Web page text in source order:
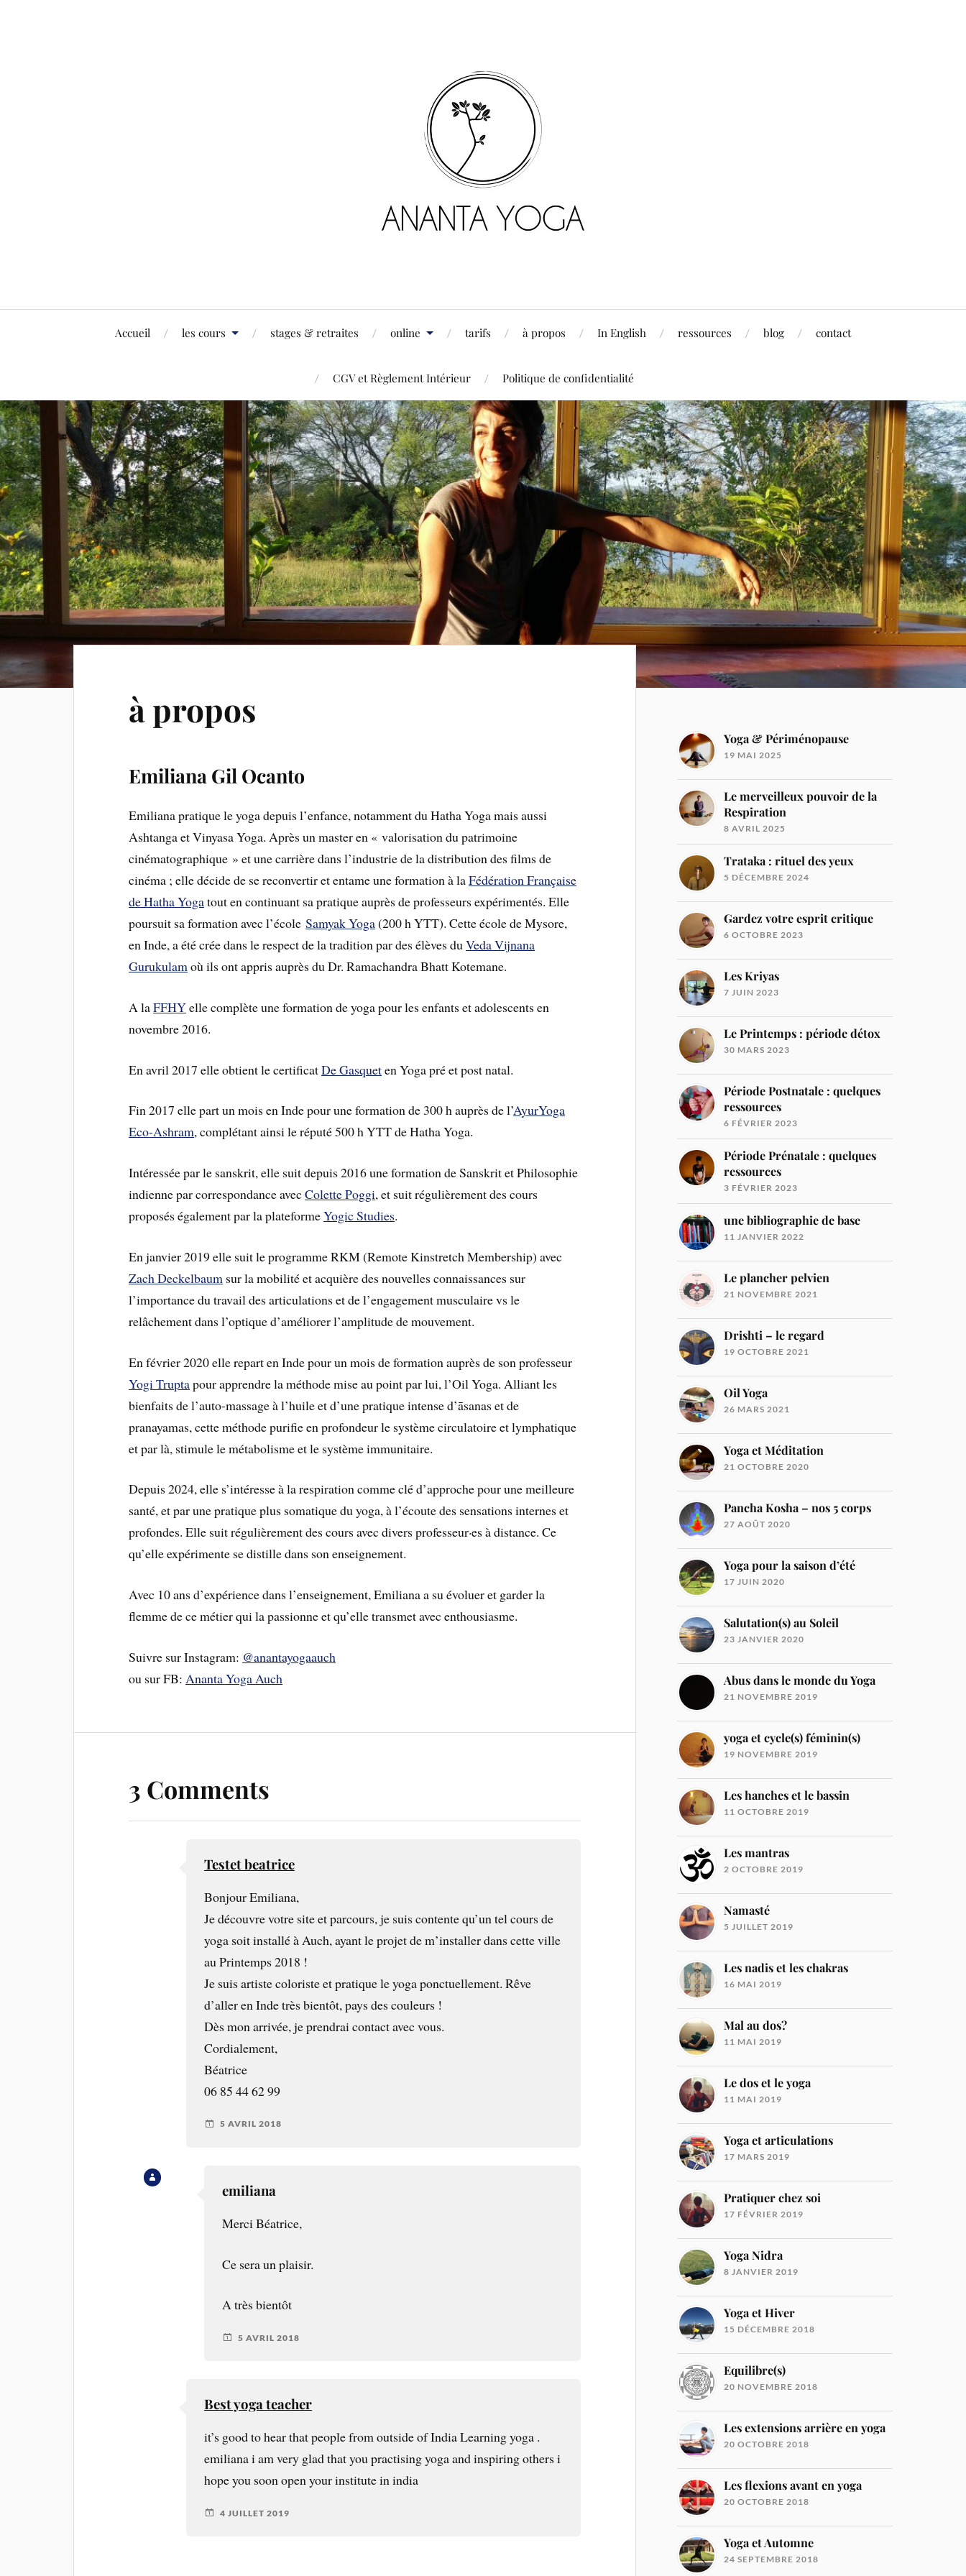
Accueil les cours stages & retraites online tarifs à propos In English ressources blog contact
CGV et Règlement Intérieur Politique de confidentialité
à propos
Emiliana Gil Ocanto
Emiliana pratique le yoga depuis l’enfance, notamment du Hatha Yoga mais aussi
Ashtanga et Vinyasa Yoga. Après un master en « valorisation du patrimoine
cinématographique » et une carrière dans l’industrie de la distribution des films de
cinéma ; elle décide de se reconvertir et entame une formation à laFédération Française
de Hatha Yogatout en continuant sa pratique auprès de professeurs expérimentés. Elle
poursuit sa formation avec l’écoleSamyak Yoga(200 h YTT). Cette école de Mysore,
en Inde, a été crée dans le respect de la tradition par des élèves duVeda Vijnana
Gurukulamoù ils ont appris auprès du Dr. Ramachandra Bhatt Kotemane.
A laFFHYelle complète une formation de yoga pour les enfants et adolescents en
novembre 2016.
En avril 2017 elle obtient le certificatDe Gasqueten Yoga pré et post natal.
Fin 2017 elle part un mois en Inde pour une formation de 300 h auprès de l’AyurYoga
Eco-Ashram, complétant ainsi le réputé 500 h YTT de Hatha Yoga.
Intéressée par le sanskrit, elle suit depuis 2016 une formation de Sanskrit et Philosophie
indienne par correspondance avecColette Poggi, et suit régulièrement des cours
proposés également par la plateformeYogic Studies.
En janvier 2019 elle suit le programme RKM (Remote Kinstretch Membership) avec
Zach Deckelbaum sur la mobilité et acquière des nouvelles connaissances sur
l’importance du travail des articulations et de l’engagement musculaire vs le
relâchement dans l’optique d’améliorer l’amplitude de mouvement.
En février 2020 elle repart en Inde pour un mois de formation auprès de son professeur
Yogi Truptapour apprendre la méthode mise au point par lui, l’Oil Yoga. Alliant les
bienfaits de l’auto-massage à l’huile et d’une pratique intense d’āsanas et de
pranayamas, cette méthode purifie en profondeur le système circulatoire et lymphatique
et par là, stimule le métabolisme et le système immunitaire.
Depuis 2024, elle s’intéresse à la respiration comme clé d’approche pour une meilleure
santé, et par une pratique plus somatique du yoga, à l’écoute des sensations internes et
profondes. Elle suit régulièrement des cours avec divers professeur·es à distance. Ce
qu’elle expérimente se distille dans son enseignement.
Avec 10 ans d’expérience dans l’enseignement, Emiliana a su évoluer et garder la
flemme de ce métier qui la passionne et qu’elle transmet avec enthousiasme.
Suivre sur Instagram: @anantayogaauch
ou sur FB:Ananta Yoga Auch
3 Comments
Testet beatrice
Bonjour Emiliana,
Je découvre votre site et parcours, je suis contente qu’un tel cours de
yoga soit installé à Auch, ayant le projet de m’installer dans cette ville
au Printemps 2018 !
Je suis artiste coloriste et pratique le yoga ponctuellement. Rêve
d’aller en Inde très bientôt, pays des couleurs !
Dès mon arrivée, je prendrai contact avec vous.
Cordialement,
Béatrice
06 85 44 62 99
5 AVRIL 2018
emiliana
Merci Béatrice,
Ce sera un plaisir.
A très bientôt
5 AVRIL 2018
Best yoga teacher
it’s good to hear that people from outside of India Learning yoga .
emiliana i am very glad that you practising yoga and inspiring others i
hope you soon open your institute in india
4 JUILLET 2019
Yoga & Périménopause
19 MAI 2025
Le merveilleux pouvoir de la
Respiration
8 AVRIL 2025
Trataka : rituel des yeux
5 DÉCEMBRE 2024
Gardez votre esprit critique
6 OCTOBRE 2023
Les Kriyas
7 JUIN 2023
Le Printemps : période détox
30 MARS 2023
Période Postnatale : quelques
ressources
6 FÉVRIER 2023
Période Prénatale : quelques
ressources
3 FÉVRIER 2023
une bibliographie de base
11 JANVIER 2022
Le plancher pelvien
21 NOVEMBRE 2021
Drishti – le regard
19 OCTOBRE 2021
Oil Yoga
26 MARS 2021
Yoga et Méditation
21 OCTOBRE 2020
Pancha Kosha – nos 5 corps
27 AOÛT 2020
Yoga pour la saison d’été
17 JUIN 2020
Salutation(s) au Soleil
23 JANVIER 2020
Abus dans le monde du Yoga
21 NOVEMBRE 2019
yoga et cycle(s) féminin(s)
19 NOVEMBRE 2019
Les hanches et le bassin
11 OCTOBRE 2019
Les mantras
2 OCTOBRE 2019
Namasté
5 JUILLET 2019
Les nadis et les chakras
16 MAI 2019
Mal au dos?
11 MAI 2019
Le dos et le yoga
11 MAI 2019
Yoga et articulations
17 MARS 2019
Pratiquer chez soi
17 FÉVRIER 2019
Yoga Nidra
8 JANVIER 2019
Yoga et Hiver
15 DÉCEMBRE 2018
Equilibre(s)
20 NOVEMBRE 2018
Les extensions arrière en yoga
20 OCTOBRE 2018
Les flexions avant en yoga
20 OCTOBRE 2018
Yoga et Automne
24 SEPTEMBRE 2018